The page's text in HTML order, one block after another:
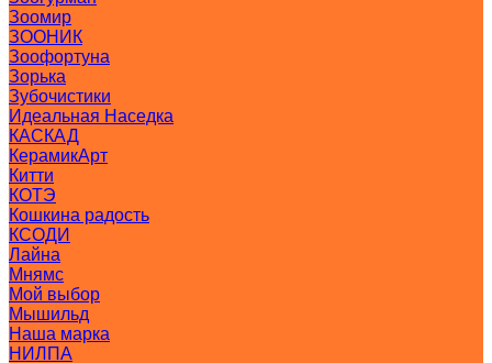
Зоомир
ЗООНИК
Зоофортуна
Зорька
Зубочистики
Идеальная Наседка
КАСКАД
КерамикАрт
Китти
КОТЭ
Кошкина радость
КСОДИ
Лайна
Мнямс
Мой выбор
Мышильд
Наша марка
НИЛПА